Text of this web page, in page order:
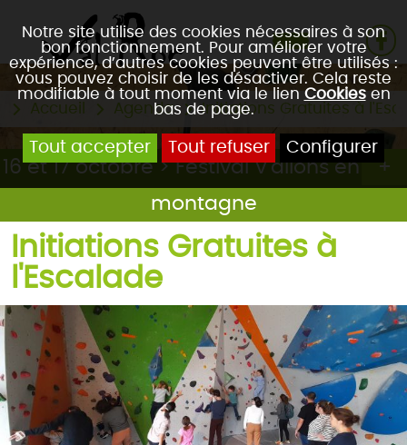
Notre site utilise des cookies nécessaires à son
bon fonctionnement. Pour améliorer votre
expérience, d’autres cookies peuvent être utilisés :
vous pouvez choisir de les désactiver. Cela reste
modifiable à tout moment via le lien Cookiesen
bas de page.
Tout accepter Tout refuser Configurer
Accueil Agenda Initiations Gratuites à
16 et 17 octobre > Festival V'allons en
montagne
Initiations Gratuites à
l'Escalade